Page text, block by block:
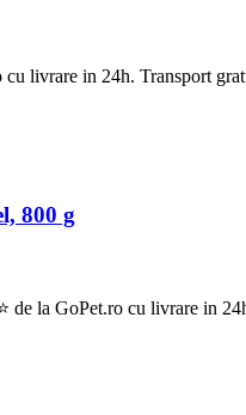
livrare in 24h. Transport
800 g
la GoPet.ro cu livrare in